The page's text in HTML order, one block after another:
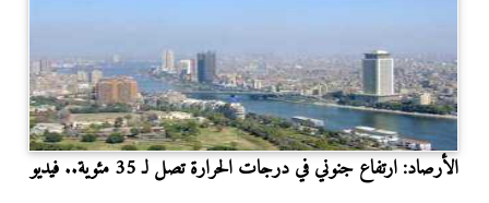
الأرصاد: ارتفاع جنوني في درجات الحرارة تصل لـ 35 مئوية.. فيديو